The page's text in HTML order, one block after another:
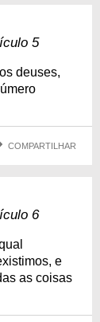
5
deuses,
COMPARTILHAR
6
e
as coisas